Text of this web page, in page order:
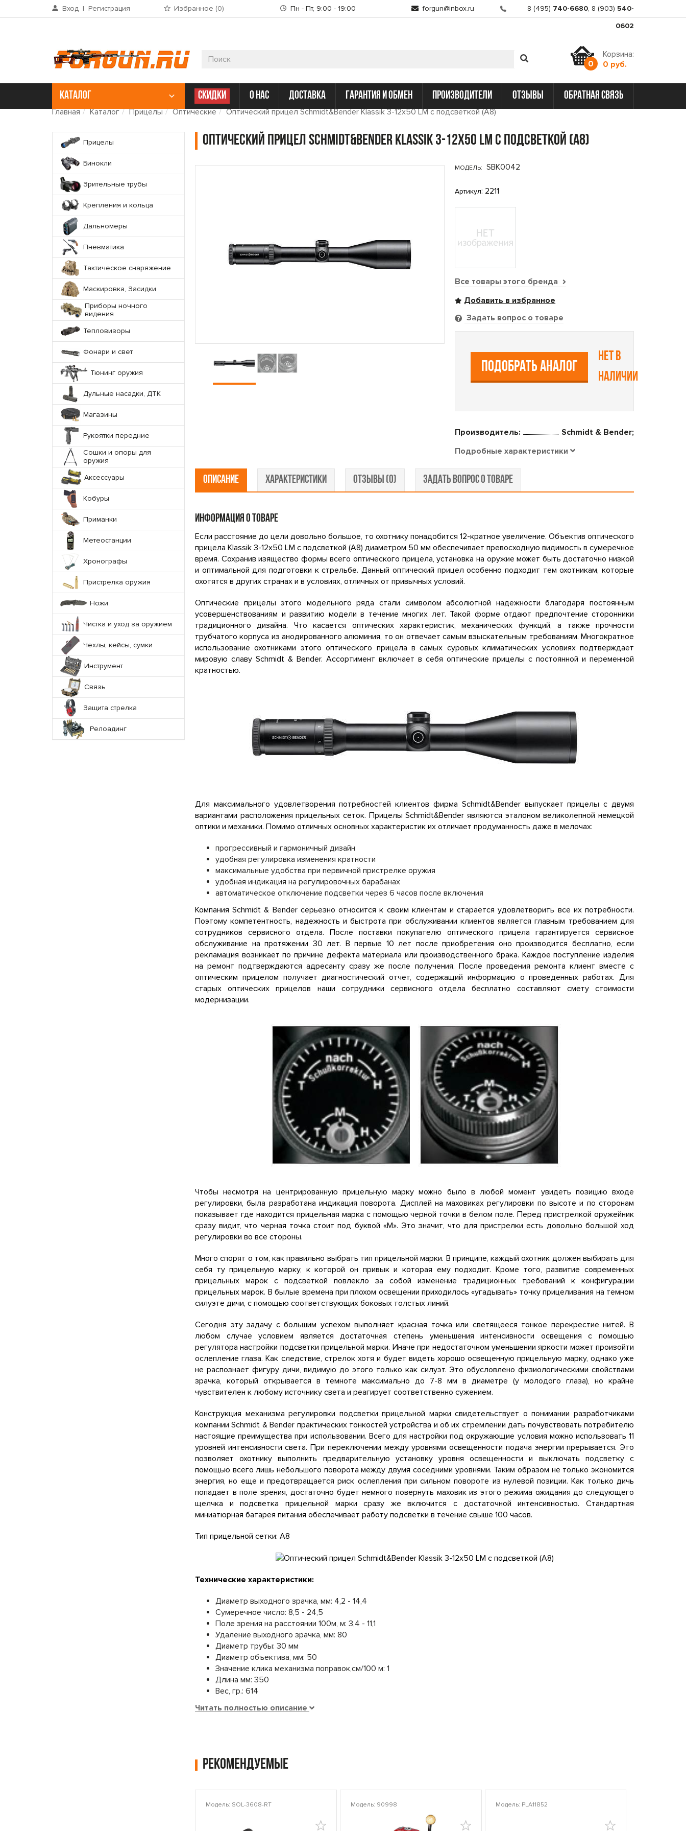
Вход | Регистрация Избранное (0) Пн - Пт, 9:00 - 19:00 forgun@inbox.ru 8 (495) 740-6680, 8 (903) 540-
0602
0
Корзина:
0 руб.
КАТАЛОГ СКИДКИ о нас доставка гарантия и обмен производители отзывы обратная связь
Главная Каталог Прицелы Оптические Оптический прицел Schmidt&Bender Klassik 3-12x50 LM с подсветкой (A8)
Прицелы
Бинокли
Зрительные трубы
Крепления и кольца
Дальномеры
Пневматика
Тактическое снаряжение
Маскировка, Засидки
Приборы ночного
видения
Тепловизоры
Фонари и свет
Тюнинг оружия
Дульные насадки, ДТК
Магазины
Рукоятки передние
Сошки и опоры для
оружия
Аксессуары
Кобуры
Приманки
Метеостанции
Хронографы
Пристрелка оружия
Ножи
Чистка и уход за оружием
Чехлы, кейсы, сумки
Инструмент
Связь
Защита стрелка
Релоадинг
Оптический прицел Schmidt&Bender Klassik 3-12x50 LM с подсветкой (A8)
МОДЕЛЬ: SBK0042
Артикул: 2211
Все товары этого бренда
Задать вопрос о товаре
ПОДОБРАТЬ АНАЛОГ
Нет в
наличии
Производитель:
Schmidt & Bender;
Подробные характеристики
ОПИСАНИЕ ХАРАКТЕРИСТИКИ ОТЗЫВЫ (0) ЗАДАТЬ ВОПРОС О ТОВАРЕ
ИНФОРМАЦИЯ О ТОВАРЕ
Если расстояние до цели довольно большое, то охотнику понадобится 12-кратное увеличение. Объектив оптического
прицела Klassik 3-12x50 LM с подсветкой (A8) диаметром 50 мм обеспечивает превосходную видимость в сумеречное
время. Сохранив изящество формы всего оптического прицела, установка на оружие может быть достаточно низкой
и оптимальной для подготовки к стрельбе. Данный оптический прицел особенно подходит тем охотникам, которые
охотятся в других странах и в условиях, отличных от привычных условий.
Оптические прицелы этого модельного ряда стали символом абсолютной надежности благодаря постоянным
усовершенствованиям и развитию модели в течение многих лет. Такой форме отдают предпочтение сторонники
традиционного дизайна. Что касается оптических характеристик, механических функций, а также прочности
трубчатого корпуса из анодированного алюминия, то он отвечает самым взыскательным требованиям. Многократное
использование охотниками этого оптического прицела в самых суровых климатических условиях подтверждает
мировую славу Schmidt & Bender. Ассортимент включает в себя оптические прицелы с постоянной и переменной
кратностью.
Для максимального удовлетворения потребностей клиентов фирма Schmidt&Bender выпускает прицелы с двумя
вариантами расположения прицельных сеток. Прицелы Schmidt&Bender являются эталоном великолепной немецкой
оптики и механики. Помимо отличных основных характеристик их отличает продуманность даже в мелочах:
прогрессивный и гармоничный дизайн
удобная регулировка изменения кратности
максимальные удобства при первичной пристрелке оружия
удобная индикация на регулировочных барабанах
автоматическое отключение подсветки через 6 часов после включения
Компания Schmidt & Bender серьезно относится к своим клиентам и старается удовлетворить все их потребности.
Поэтому компетентность, надежность и быстрота при обслуживании клиентов является главным требованием для
сотрудников сервисного отдела. После поставки покупателю оптического прицела гарантируется сервисное
обслуживание на протяжении 30 лет. В первые 10 лет после приобретения оно производится бесплатно, если
рекламация возникает по причине дефекта материала или производственного брака. Каждое поступление изделия
на ремонт подтверждаются адресанту сразу же после получения. После проведения ремонта клиент вместе с
оптическим прицелом получает диагностический отчет, содержащий информацию о проведенных работах. Для
старых оптических прицелов наши сотрудники сервисного отдела бесплатно составляют смету стоимости
модернизации.
Чтобы несмотря на центрированную прицельную марку можно было в любой момент увидеть позицию входе
регулировки, была разработана индикация поворота. Дисплей на маховиках регулировки по высоте и по сторонам
показывает где находится прицельная марка с помощью черной точки в белом поле. Перед пристрелкой оружейник
сразу видит, что черная точка стоит под буквой «М». Это значит, что для пристрелки есть довольно большой ход
регулировки во все стороны.
Много спорят о том, как правильно выбрать тип прицельной марки. В принципе, каждый охотник должен выбирать для
себя ту прицельную марку, к которой он привык и которая ему подходит. Кроме того, развитие современных
прицельных марок с подсветкой повлекло за собой изменение традиционных требований к конфигурации
прицельных марок. В былые времена при плохом освещении приходилось «угадывать» точку прицеливания на темном
силуэте дичи, с помощью соответствующих боковых толстых линий.
Сегодня эту задачу с большим успехом выполняет красная точка или светящееся тонкое перекрестие нитей. В
любом случае условием является достаточная степень уменьшения интенсивности освещения с помощью
регулятора настройки подсветки прицельной марки. Иначе при недостаточном уменьшении яркости может произойти
ослепление глаза. Как следствие, стрелок хотя и будет видеть хорошо освещенную прицельную марку, однако уже
не распознает фигуру дичи, видимую до этого только как силуэт. Это обусловлено физиологическими свойствами
зрачка, который открывается в темноте максимально до 7-8 мм в диаметре (у молодого глаза), но крайне
чувствителен к любому источнику света и реагирует соответственно сужением.
Конструкция механизма регулировки подсветки прицельной марки свидетельствует о понимании разработчиками
компании Schmidt & Bender практических тонкостей устройства и об их стремлении дать почувствовать потребителю
настоящие преимущества при использовании. Всего для настройки под окружающие условия можно использовать 11
уровней интенсивности света. При переключении между уровнями освещенности подача энергии прерывается. Это
позволяет охотнику выполнить предварительную установку уровня освещенности и выключать подсветку с
помощью всего лишь небольшого поворота между двумя соседними уровнями. Таким образом не только экономится
энергия, но еще и предотвращается риск ослепления при сильном повороте из нулевой позиции. Как только дичь
попадает в поле зрения, достаточно будет немного повернуть маховик из этого режима ожидания до следующего
щелчка и подсветка прицельной марки сразу же включится с достаточной интенсивностью. Стандартная
миниатюрная батарея питания обеспечивает работу подсветки в течение свыше 100 часов.
Тип прицельной сетки: A8
Технические характеристики:
Диаметр выходного зрачка, мм: 4,2 - 14,4
Сумеречное число: 8,5 - 24,5
Поле зрения на расстоянии 100м, м: 3,4 - 11,1
Удаление выходного зрачка, мм: 80
Диаметр трубы: 30 мм
Диаметр объектива, мм: 50
Значение клика механизма поправок,см/100 м: 1
Длина мм: 350
Вес, гр.: 614
Читать полностью описание
Рекомендуемые
Модель: SOL-3608-RT Модель: 90998 Модель: PLA11852